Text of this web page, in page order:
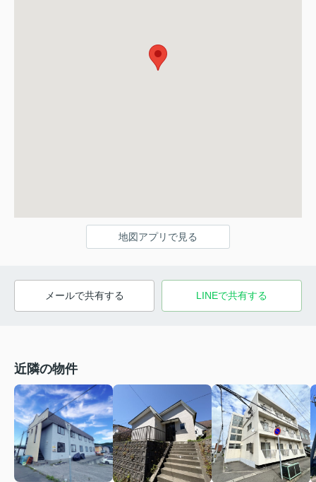
地図アプリで見る
メールで共有する LINEで共有する
近隣の物件